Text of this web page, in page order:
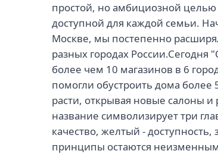
простой, но амбициозной
доступной для каждой семьи.
Москве, мы постепенно
разных городах России.Сегодня
более чем 10 магазинов в 6
помогли обустроить дома
расти, открывая новые салоны
название символизирует три
качество, желтый -
принципы остаются